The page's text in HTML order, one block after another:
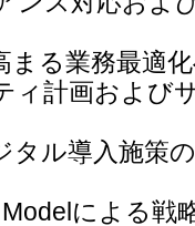
まる業務最適
ィ計画および
タル導入施策
による戦